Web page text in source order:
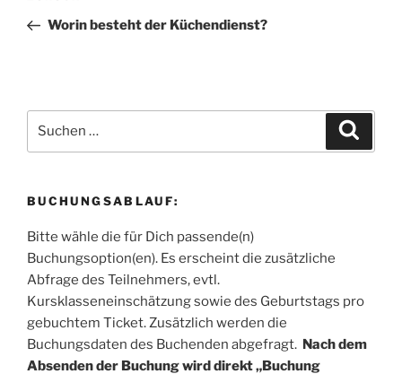
Beitrag
Worin besteht der Küchendienst?
nach:
BUCHUNGSABLAUF:
Bitte wähle die für Dich passende(n)
Buchungsoption(en). Es erscheint die zusätzliche
Abfrage des Teilnehmers, evtl.
Kursklasseneinschätzung sowie des Geburtstags pro
gebuchtem Ticket. Zusätzlich werden die
Buchungsdaten des Buchenden abgefragt. Nach dem
Absenden der Buchung wird direkt „Buchung